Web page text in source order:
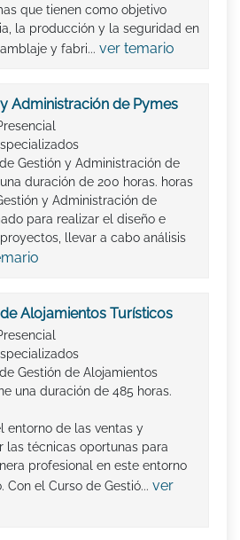
que tienen como objetivo
la producción y la seguridad en
y fabri... ver temario
Administración de Pymes
Gestión y Administración de
duración de 200 horas. horas
y Administración de
para realizar el diseño e
llevar a cabo análisis
Alojamientos Turísticos
Gestión de Alojamientos
una duración de 485 horas.
entorno de las ventas y
las técnicas oportunas para
profesional en este entorno
Con el Curso de Gestió... ver